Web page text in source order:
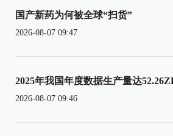
国产新药为何被全球“扫货”
2026-08-07 09:47
2025年我国年度数据生产量达
2026-08-07 09:46